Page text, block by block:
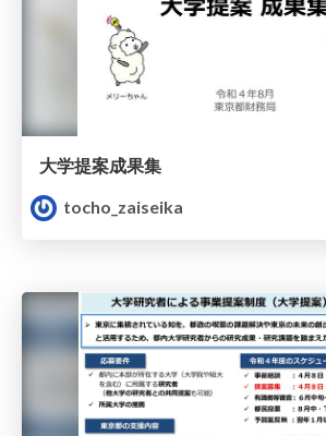
大学提案成果集
tocho_zaiseika